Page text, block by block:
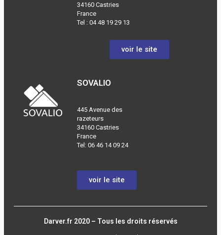
34160 Castries
France
Tel :04 48 19 29 13
voir le site
SOVALIO
445 Avenue des
razeteurs
34160 Castries
France
Tel: 06 46 14 09 24
voir le site
Darver.fr 2020 – Tous les droits réservés